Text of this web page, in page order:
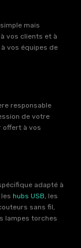
mais
vos clients et à
vos équipes de
responsable
de votre
offert à vos
adapté à
les hubs USB, les
sans fil,
lampes torches